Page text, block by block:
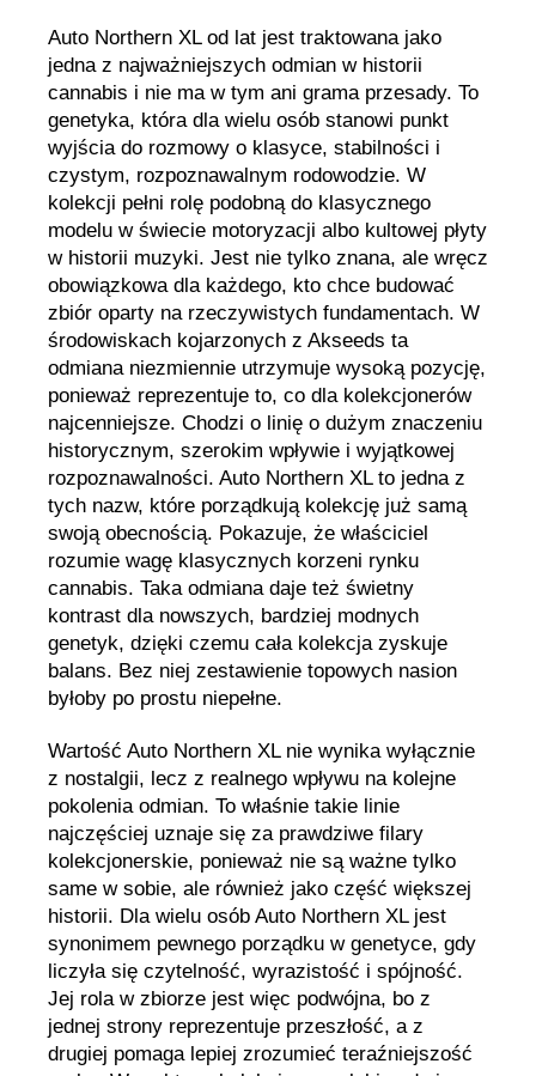
Auto Northern XL od lat jest traktowana jako
jedna z najważniejszych odmian w historii
cannabis i nie ma w tym ani grama przesady. To
genetyka, która dla wielu osób stanowi punkt
wyjścia do rozmowy o klasyce, stabilności i
czystym, rozpoznawalnym rodowodzie. W
kolekcji pełni rolę podobną do klasycznego
modelu w świecie motoryzacji albo kultowej płyty
w historii muzyki. Jest nie tylko znana, ale wręcz
obowiązkowa dla każdego, kto chce budować
zbiór oparty na rzeczywistych fundamentach. W
środowiskach kojarzonych z Akseeds ta
odmiana niezmiennie utrzymuje wysoką pozycję,
ponieważ reprezentuje to, co dla kolekcjonerów
najcenniejsze. Chodzi o linię o dużym znaczeniu
historycznym, szerokim wpływie i wyjątkowej
rozpoznawalności. Auto Northern XL to jedna z
tych nazw, które porządkują kolekcję już samą
swoją obecnością. Pokazuje, że właściciel
rozumie wagę klasycznych korzeni rynku
cannabis. Taka odmiana daje też świetny
kontrast dla nowszych, bardziej modnych
genetyk, dzięki czemu cała kolekcja zyskuje
balans. Bez niej zestawienie topowych nasion
byłoby po prostu niepełne.
Wartość Auto Northern XL nie wynika wyłącznie
z nostalgii, lecz z realnego wpływu na kolejne
pokolenia odmian. To właśnie takie linie
najczęściej uznaje się za prawdziwe filary
kolekcjonerskie, ponieważ nie są ważne tylko
same w sobie, ale również jako część większej
historii. Dla wielu osób Auto Northern XL jest
synonimem pewnego porządku w genetyce, gdy
liczyła się czytelność, wyrazistość i spójność.
Jej rola w zbiorze jest więc podwójna, bo z
jednej strony reprezentuje przeszłość, a z
drugiej pomaga lepiej zrozumieć teraźniejszość